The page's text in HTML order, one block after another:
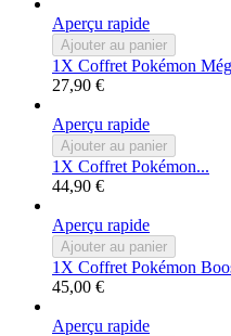
Aperçu rapide
Ajouter au panier
1X Coffret Pokémon
27,90 €
Aperçu rapide
Ajouter au panier
1X Coffret Pokémon...
44,90 €
Aperçu rapide
Ajouter au panier
1X Coffret Pokémon
45,00 €
Aperçu rapide